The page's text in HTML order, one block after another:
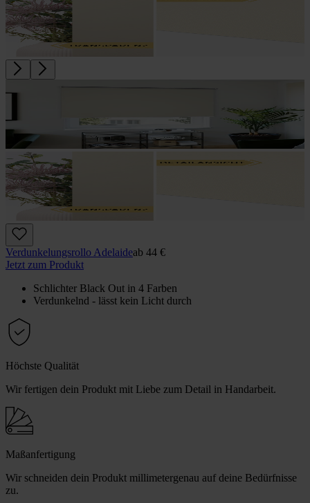
Verdunkelungs­rollo Adelaideab 44 €
Jetzt zum Produkt
Schlichter Black Out in 4 Farben
Verdunkelnd - lässt kein Licht durch
Höchste Qualität
Wir fertigen dein Produkt mit Liebe zum Detail in Handarbeit.
Maßanfertigung
Wir schneiden dein Produkt millimetergenau auf deine Bedürfnisse
zu.